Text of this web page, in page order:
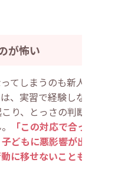
が怖い
てしまうのも新人保育
、実習で経験しなかっ
り、とっさの判断を求
「この対応で合ってい
どもに悪影響が出るか
に移せないこともある